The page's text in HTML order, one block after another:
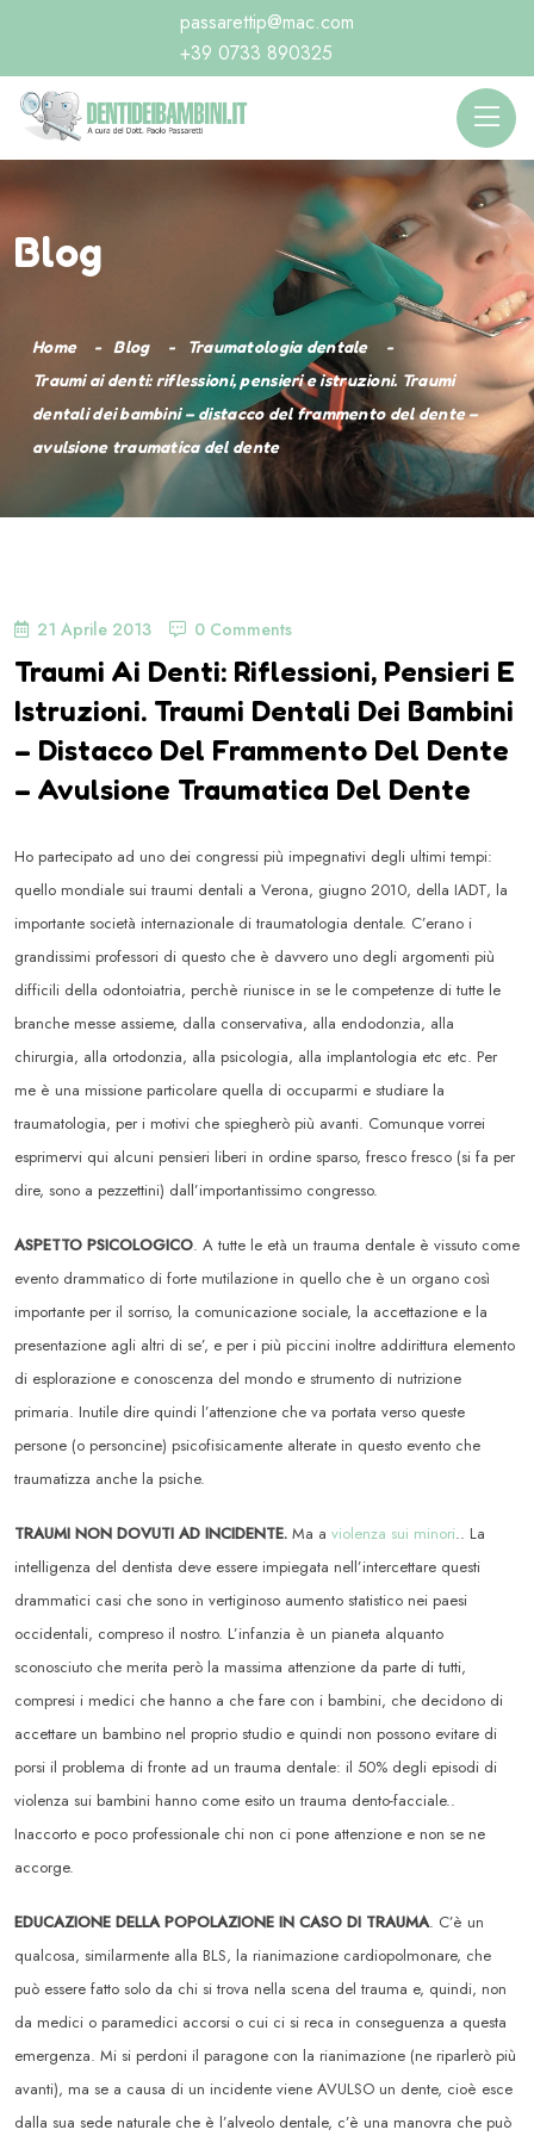
passarettip@mac.com
+39 0733 890325
Blog
Home Blog
Traumatologia dentale
Traumi ai denti: riflessioni, pensieri e istruzioni. Traumi
dentali dei bambini – distacco del frammento del dente –
avulsione traumatica del dente
21 Aprile 2013 0 Comments
Traumi Ai Denti: Riflessioni, Pensieri E
Istruzioni. Traumi Dentali Dei Bambini
– Distacco Del Frammento Del Dente
– Avulsione Traumatica Del Dente
Ho partecipato ad uno dei congressi più impegnativi degli ultimi tempi:
quello mondiale sui traumi dentali a Verona, giugno 2010, della IADT, la
importante società internazionale di traumatologia dentale. C’erano i
grandissimi professori di questo che è davvero uno degli argomenti più
difficili della odontoiatria, perchè riunisce in se le competenze di tutte le
branche messe assieme, dalla conservativa, alla endodonzia, alla
chirurgia, alla ortodonzia, alla psicologia, alla implantologia etc etc. Per
me è una missione particolare quella di occuparmi e studiare la
traumatologia, per i motivi che spiegherò più avanti. Comunque vorrei
esprimervi qui alcuni pensieri liberi in ordine sparso, fresco fresco (si fa per
dire, sono a pezzettini) dall’importantissimo congresso.
ASPETTO PSICOLOGICO. A tutte le età un trauma dentale è vissuto come
evento drammatico di forte mutilazione in quello che è un organo così
importante per il sorriso, la comunicazione sociale, la accettazione e la
presentazione agli altri di se’, e per i più piccini inoltre addirittura elemento
di esplorazione e conoscenza del mondo e strumento di nutrizione
primaria. Inutile dire quindi l’attenzione che va portata verso queste
persone (o personcine) psicofisicamente alterate in questo evento che
traumatizza anche la psiche.
TRAUMI NON DOVUTI AD INCIDENTE. Ma a violenza sui minori.. La
intelligenza del dentista deve essere impiegata nell’intercettare questi
drammatici casi che sono in vertiginoso aumento statistico nei paesi
occidentali, compreso il nostro. L’infanzia è un pianeta alquanto
sconosciuto che merita però la massima attenzione da parte di tutti,
compresi i medici che hanno a che fare con i bambini, che decidono di
accettare un bambino nel proprio studio e quindi non possono evitare di
porsi il problema di fronte ad un trauma dentale: il 50% degli episodi di
violenza sui bambini hanno come esito un trauma dento-facciale..
Inaccorto e poco professionale chi non ci pone attenzione e non se ne
accorge.
EDUCAZIONE DELLA POPOLAZIONE IN CASO DI TRAUMA. C’è un
qualcosa, similarmente alla BLS, la rianimazione cardiopolmonare, che
può essere fatto solo da chi si trova nella scena del trauma e, quindi, non
da medici o paramedici accorsi o cui ci si reca in conseguenza a questa
emergenza. Mi si perdoni il paragone con la rianimazione (ne riparlerò più
avanti), ma se a causa di un incidente viene AVULSO un dente, cioè esce
dalla sua sede naturale che è l’alveolo dentale, c’è una manovra che può